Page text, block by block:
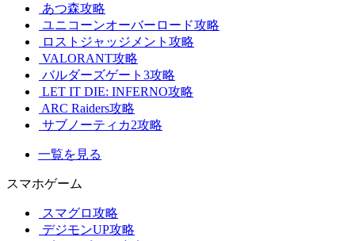
あつ森攻略
ユニコーンオーバーロード攻略
ロストジャッジメント攻略
VALORANT攻略
バルダーズゲート3攻略
LET IT DIE: INFERNO攻略
ARC Raiders攻略
サブノーティカ2攻略
一覧を見る
スマホゲーム
スマグロ攻略
デジモンUP攻略